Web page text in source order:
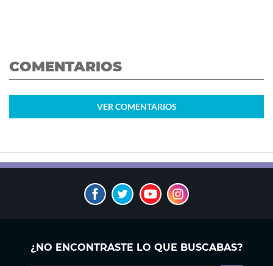
COMENTARIOS
VER COMENTARIOS
¿NO ENCONTRASTE LO QUE BUSCABAS?